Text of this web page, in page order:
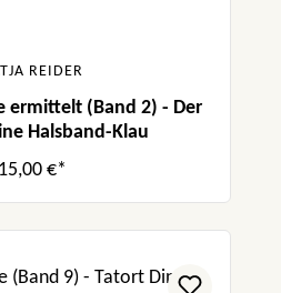
REIDER
ermittelt (Band 2) - Der
Halsband-Klau
15,00 €*